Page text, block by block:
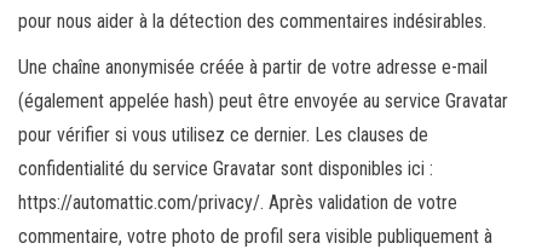
pour nous aider à la détection des commentaires indésirables.
Une chaîne anonymisée créée à partir de votre adresse e-mail
(également appelée hash) peut être envoyée au service Gravatar
pour vérifier si vous utilisez ce dernier. Les clauses de
confidentialité du service Gravatar sont disponibles ici :
https://automattic.com/privacy/. Après validation de votre
commentaire, votre photo de profil sera visible publiquement à